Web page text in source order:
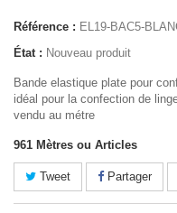
Référence : EL19-BAC5-
État : Nouveau produit
Bande elastique plate pour
idéal pour la confection de
vendu au métre
961 Mètres ou Articles
Tweet Partager